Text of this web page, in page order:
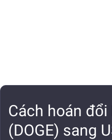
Cách hoán
(DOGE) sang